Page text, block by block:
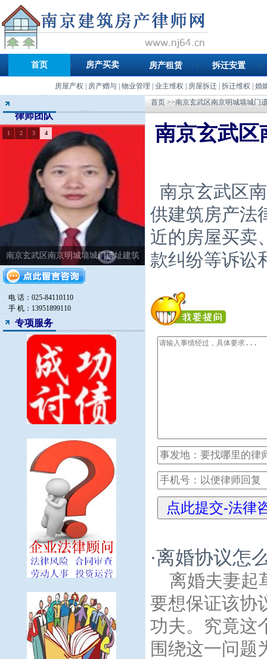
首页 房产买卖 房产租赁 拆迁安置
房屋产权 房产赠与| 物业管理 业主维权 房屋拆迁| 拆迁维权 婚
律师团队
南京玄武区南京明城墙城门遗址建筑
房产律师
1 2 3 4
电 话：025-84110110
手 机：13951899110
专项服务
首页 >>南京玄武区南京明城墙城门
南京玄武区
南京玄武区
供建筑房产法
近的房屋买卖
款纠纷等诉讼
·离婚协议怎
离婚夫妻起
要想保证该协
功夫。究竟这
围绕这一问题